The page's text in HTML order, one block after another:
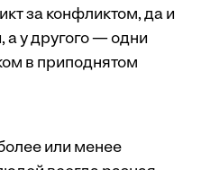
за конфликтом, да и
а у другого — одни
в приподнятом
или менее